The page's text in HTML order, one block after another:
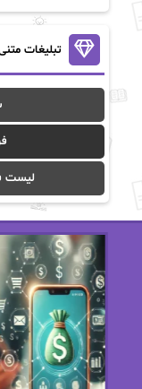
آن ماری سلینکو
آنالیا
آوا موسوی
آیدا باقری
ا_اصغر زاده
اریک مورگنشترن
استفانی مهیر
اسما کافی
افسانه سماوات
ال جی اسمیت
تبلیغات
لیست